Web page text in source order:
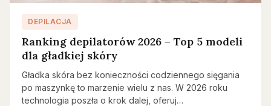
DEPILACJA
Ranking depilatorów 2026 – Top 5 modeli
dla gładkiej skóry
Gładka skóra bez konieczności codziennego sięgania
po maszynkę to marzenie wielu z nas. W 2026 roku
technologia poszła o krok dalej, oferuj…